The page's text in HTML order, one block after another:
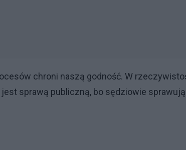
chroni naszą godność. W
sprawą publiczną, bo sędziowie sprawują